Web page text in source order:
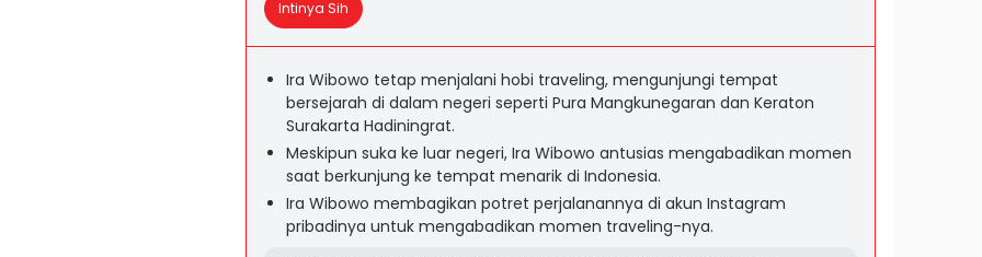
Intinya Sih
Ira Wibowo tetap menjalani hobi traveling, mengunjungi tempat
bersejarah di dalam negeri seperti Pura Mangkunegaran dan Keraton
Surakarta Hadiningrat.
Meskipun suka ke luar negeri, Ira Wibowo antusias mengabadikan momen
saat berkunjung ke tempat menarik di Indonesia.
Ira Wibowo membagikan potret perjalanannya di akun Instagram
pribadinya untuk mengabadikan momen traveling-nya.